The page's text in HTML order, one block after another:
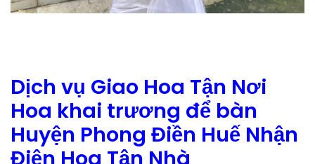
Dịch vụ Giao Hoa Tận Nơi
Hoa khai trương để bàn
Huyện Phong Điền Huế Nhận
Điện Hoa Tận Nhà